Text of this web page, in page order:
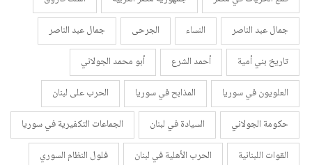
جمال عبد الناصر
النساء الجرحى
جمال عبد الناصر
تاريخ بني أمية
أحمد الشرع
أبو محمد الجولاني
العلويون في سوريا
المذابح في سوريا
الحرب على لبنان
حكومة الجولاني
السيادة في لبنان
الجماعات التكفيرية في سوريا
القوات اللبنانية
الحرب الأهلية في لبنان
فلول النظام السوري